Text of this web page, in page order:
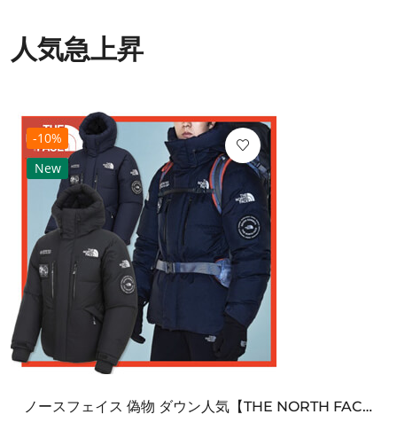
人気急上昇
-10%
New
ノースフェイス 偽物 ダウン人気【THE NORTH FACE】M'S 7 SUMMIT HIM...